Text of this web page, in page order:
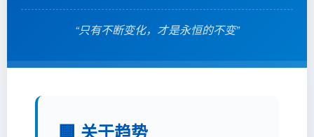
“只有不断变化，才是永恒的不变”
🏢 关于趋势